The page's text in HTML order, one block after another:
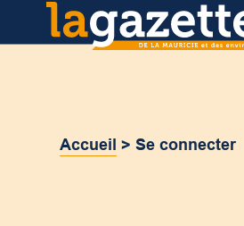
Accueil >Se connecter